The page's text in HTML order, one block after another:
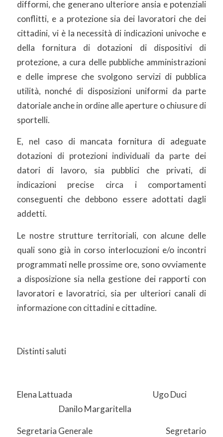
difformi, che generano ulteriore ansia e potenziali
conflitti, e a protezione sia dei lavoratori che dei
cittadini, vi è la necessità di indicazioni univoche e
della fornitura di dotazioni di dispositivi di
protezione, a cura delle pubbliche amministrazioni
e delle imprese che svolgono servizi di pubblica
utilità, nonché di disposizioni uniformi da parte
datoriale anche in ordine alle aperture o chiusure di
sportelli.
E, nel caso di mancata fornitura di adeguate
dotazioni di protezioni individuali da parte dei
datori di lavoro, sia pubblici che privati, di
indicazioni precise circa i comportamenti
conseguenti che debbono essere adottati dagli
addetti.
Le nostre strutture territoriali, con alcune delle
quali sono già in corso interlocuzioni e/o incontri
programmati nelle prossime ore, sono ovviamente
a disposizione sia nella gestione dei rapporti con
lavoratori e lavoratrici, sia per ulteriori canali di
informazione con cittadini e cittadine.
Distinti saluti
Elena Lattuada Ugo Duci
Danilo Margaritella
Segretaria Generale Segretario